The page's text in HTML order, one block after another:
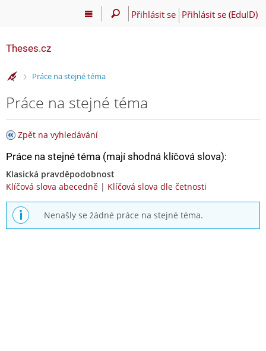
Přihlásit se Přihlásit se (EduID)
Theses.cz
>Práce na stejné téma
Práce na stejné téma
Zpět na vyhledávání
Práce na stejné téma (mají shodná klíčová slova):
Klasická pravděpodobnost
Klíčová slova abecedně | Klíčová slova dle četnosti
Nenašly se žádné práce na stejné téma.